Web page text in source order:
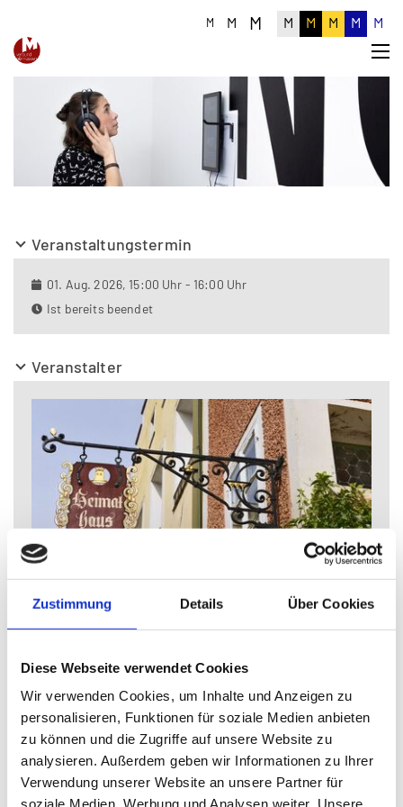
Zustimmung Details Über Cookies
Diese Webseite verwendet Cookies
Wir verwenden Cookies, um Inhalte und Anzeigen zu
personalisieren, Funktionen für soziale Medien anbieten
zu können und die Zugriffe auf unsere Website zu
analysieren. Außerdem geben wir Informationen zu Ihrer
Verwendung unserer Website an unsere Partner für
soziale Medien, Werbung und Analysen weiter. Unsere
M M M M M M M M
Veranstaltungstermin
01. Aug. 2026, 15:00 Uhr - 16:00 Uhr
Ist bereits beendet
Veranstalter
Johann Fischer-Gasse 18, 5280 Braunau am Inn
Tel.: +43 7722 808-237
Web:https://www.braunau.at/museen
Zu Besuch in der Vergangenheit. Ein
Theaterspaziergang durch die Geschichte